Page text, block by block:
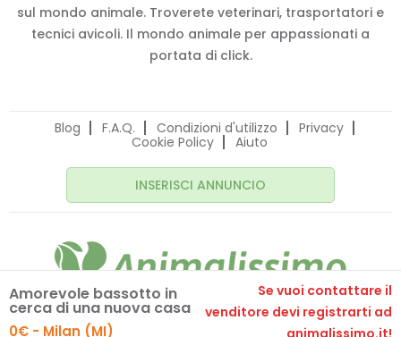
Amorevole bassotto in
cerca di una nuova casa
0€ - Milan (MI)
Se vuoi contattare il
venditore devi registrarti ad
animalissimo.it!
sul mondo animale. Troverete veterinari, trasportatori e
tecnici avicoli. Il mondo animale per appassionati a
portata di click.
Blog F.A.Q. Condizioni d'utilizzo
Privacy
Cookie Policy
Aiuto
INSERISCI ANNUNCIO
© 2020 Animalissimo.it - P.IVA 04582550275
Made with
comunicafacile.eu